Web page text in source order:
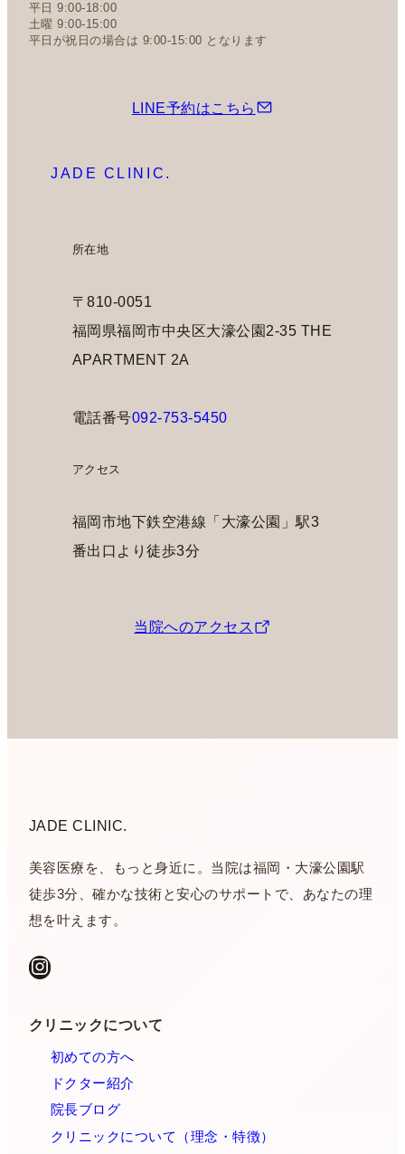
平日 9:00-18:00
土曜 9:00-15:00
平日が祝日の場合は 9:00-15:00 となります
LINE予約はこちら
JADE CLINIC.
所在地
〒810-0051
福岡県福岡市中央区大濠公園2-35 THE
APARTMENT 2A
電話番号092-753-5450
アクセス
福岡市地下鉄空港線「大濠公園」駅3
番出口より徒歩3分
当院へのアクセス
JADE CLINIC.
美容医療を、もっと身近に。当院は福岡・大濠公園駅
徒歩3分、確かな技術と安心のサポートで、あなたの理
想を叶えます。
Instagram
クリニックについて
初めての方へ
ドクター紹介
院長ブログ
クリニックについて（理念・特徴）